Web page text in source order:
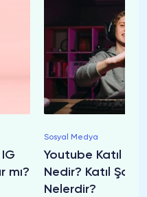
mı?
Sosyal Medya
Youtube Katıl
Nedir? Katıl
Nelerdir?